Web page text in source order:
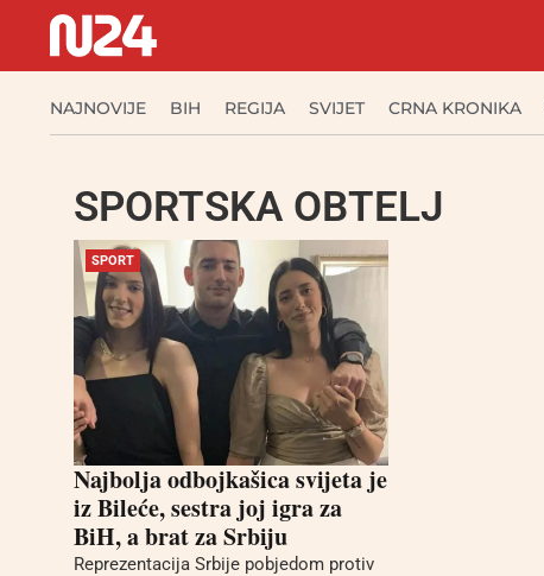
NAJNOVIJE BIH REGIJA SVIJET CRNA KRONIKA
SPORTSKA OBTELJ
SPORT
Najbolja odbojkašica svijeta je
iz Bileće, sestra joj igra za
BiH, a brat za Srbiju
Reprezentacija Srbije pobjedom protiv